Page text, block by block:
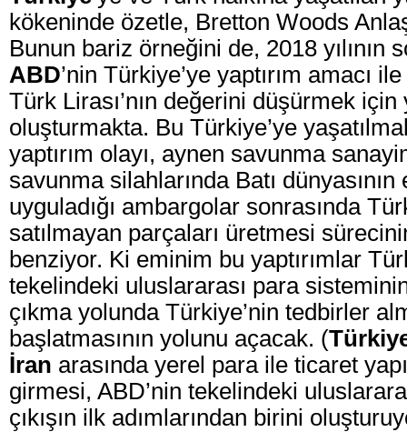
kökeninde özetle, Bretton Woods
Bunun bariz örneğini de, 2018 yılının
ABD’nin Türkiye’ye yaptırım amacı
Türk Lirası’nın değerini düşürmek için
oluşturmakta. Bu Türkiye’ye
yaptırım olayı, aynen savunma
savunma silahlarında Batı
uyguladığı ambargolar sonrasında
satılmayan parçaları üretmesi
benziyor. Ki eminim bu yaptırımlar
tekelindeki uluslararası para
çıkma yolunda Türkiye’nin tedbirler
başlatmasının yolunu açacak. (
İran arasında yerel para ile ticaret
girmesi, ABD’nin tekelindeki
çıkışın ilk adımlarından birini